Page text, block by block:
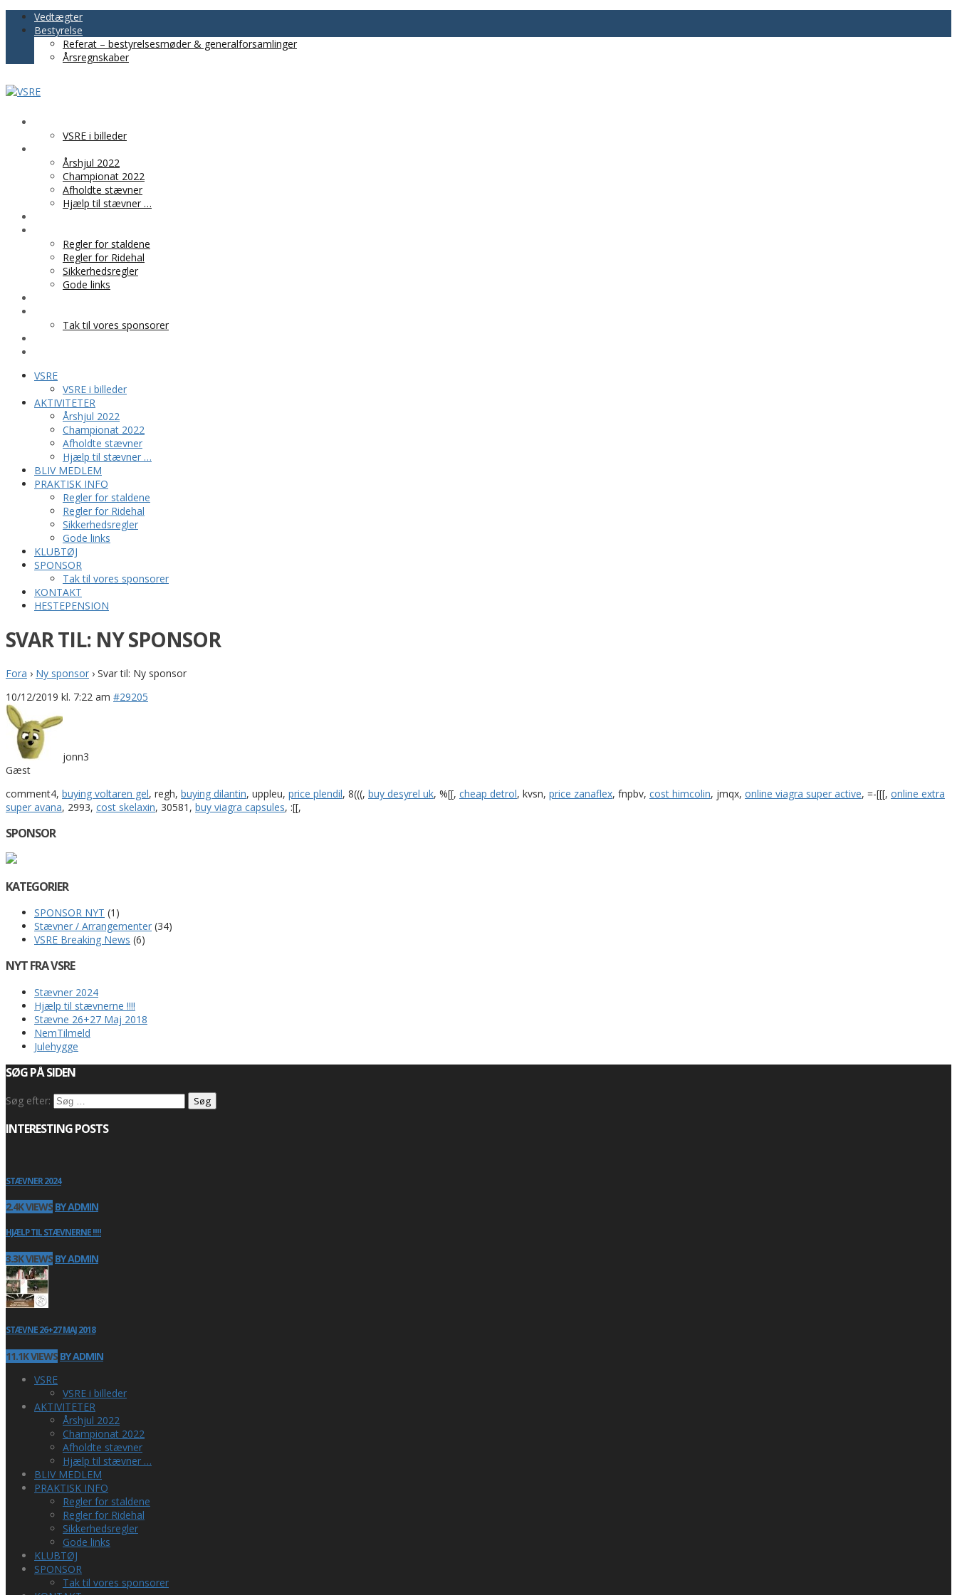
Vedtægter
Bestyrelse
Referat – bestyrelsesmøder & generalforsamlinger
Årsregnskaber
VSRE i billeder
Årshjul 2022
Championat 2022
Afholdte stævner
Hjælp til stævner …
Regler for staldene
Regler for Ridehal
Sikkerhedsregler
Gode links
Tak til vores sponsorer
VSRE
VSRE i billeder
AKTIVITETER
Årshjul 2022
Championat 2022
Afholdte stævner
Hjælp til stævner …
BLIV MEDLEM
PRAKTISK INFO
Regler for staldene
Regler for Ridehal
Sikkerhedsregler
Gode links
KLUBTØJ
SPONSOR
Tak til vores sponsorer
KONTAKT
HESTEPENSION
SVAR TIL: NY SPONSOR
Fora › Ny sponsor › Svar til: Ny sponsor
10/12/2019 kl. 7:22 am #29205
jonn3
Gæst
comment4, buying voltaren gel, regh, buying dilantin, uppleu, price plendil, 8(((, buy desyrel uk, %[[, cheap detrol, kvsn, price zanaflex, fnpbv, cost himcolin, jmqx, online viagra super active, =-[[[, online extra
super avana, 2993, cost skelaxin, 30581, buy viagra capsules, :[[,
SPONSOR
KATEGORIER
SPONSOR NYT (1)
Stævner / Arrangementer (34)
VSRE Breaking News (6)
NYT FRA VSRE
Stævner 2024
Hjælp til stævnerne !!!!
Stævne 26+27 Maj 2018
NemTilmeld
Julehygge
SØG PÅ SIDEN
Søg efter:
INTERESTING POSTS
STÆVNER 2024
2.4K VIEWS BY ADMIN
HJÆLP TIL STÆVNERNE !!!!
3.3K VIEWS BY ADMIN
STÆVNE 26+27 MAJ 2018
11.1K VIEWS BY ADMIN
VSRE
VSRE i billeder
AKTIVITETER
Årshjul 2022
Championat 2022
Afholdte stævner
Hjælp til stævner …
BLIV MEDLEM
PRAKTISK INFO
Regler for staldene
Regler for Ridehal
Sikkerhedsregler
Gode links
KLUBTØJ
SPONSOR
Tak til vores sponsorer